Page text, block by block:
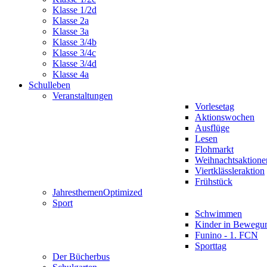
Klasse 1/2d
Klasse 2a
Klasse 3a
Klasse 3/4b
Klasse 3/4c
Klasse 3/4d
Klasse 4a
Schulleben
Veranstaltungen
Vorlesetag
Aktionswochen
Ausflüge
Lesen
Flohmarkt
Viertklässleraktion
Frühstück
JahresthemenOptimized
Sport
Schwimmen
Kinder in
Funino - 1. FCN
Sporttag
Der Bücherbus